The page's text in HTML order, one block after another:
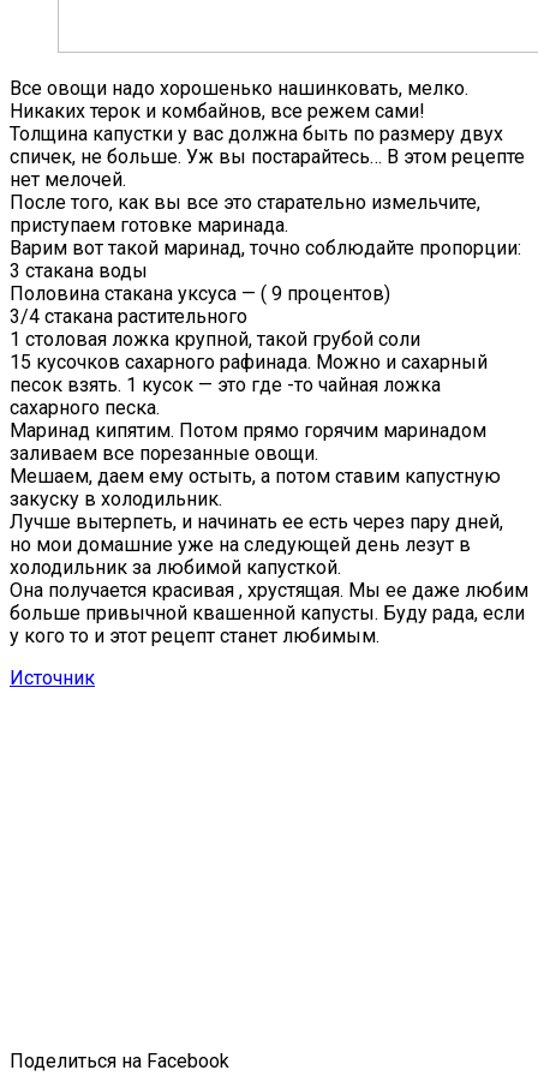
Все овощи надо хорошенько нашинковать, мелко.
Никаких терок и комбайнов, все режем сами!
Толщина капустки у вас должна быть по размеру двух
спичек, не больше. Уж вы постарайтесь… В этом рецепте
нет мелочей.
После того, как вы все это старательно измельчите,
приступаем готовке маринада.
Варим вот такой маринад, точно соблюдайте пропорции:
3 стакана воды
Половина стакана уксуса — ( 9 процентов)
3/4 стакана растительного
1 столовая ложка крупной, такой грубой соли
15 кусочков сахарного рафинада. Можно и сахарный
песок взять. 1 кусок — это где -то чайная ложка
сахарного песка.
Маринад кипятим. Потом прямо горячим маринадом
заливаем все порезанные овощи.
Мешаем, даем ему остыть, а потом ставим капустную
закуску в холодильник.
Лучше вытерпеть, и начинать ее есть через пару дней,
но мои домашние уже на следующей день лезут в
холодильник за любимой капусткой.
Она получается красивая , хрустящая. Мы ее даже любим
больше привычной квашенной капусты. Буду рада, если
у кого то и этот рецепт станет любимым.
Источник
Поделиться на Facebook